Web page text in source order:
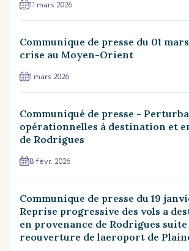
11 mars 2026
Communique de presse du 01
crise au Moyen-Orient
1 mars 2026
Communiqué de presse -
opérationnelles à destination et
de Rodrigues
8 févr. 2026
Communique de presse du 19
Reprise progressive des vols a
en provenance de Rodrigues suite
reouverture de laeroport de